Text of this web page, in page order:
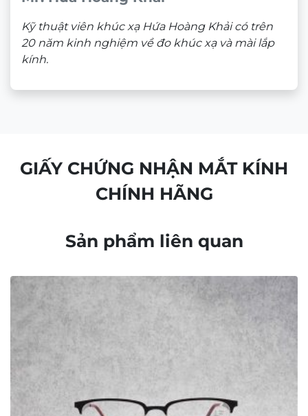
Kỹ thuật viên khúc xạ Hứa Hoàng Khải có trên
20 năm kinh nghiệm về đo khúc xạ và mài lắp
kính.
GIẤY CHỨNG NHẬN MẮT KÍNH
CHÍNH HÃNG
Sản phẩm liên quan